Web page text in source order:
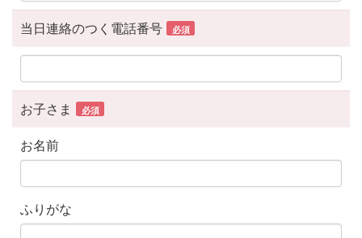
当日連絡のつく電話番号 必須
お子さま 必須
お名前
ふりがな